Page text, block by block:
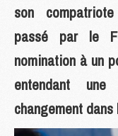
son
passé par le
nomination à un
entendant
changement dans